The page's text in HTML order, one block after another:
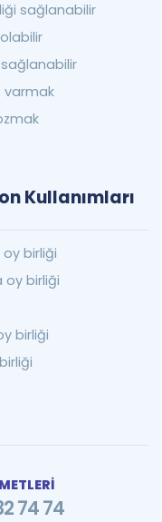
sağlanabilir
varmak
Kullanımları
oy birliği
oy birliği
birliği
74 74